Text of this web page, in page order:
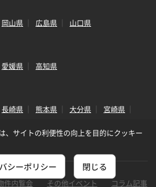
岡山県 広島県 山口県
愛媛県 高知県
長崎県 熊本県 大分県
宮崎県
件内覧会 その他イベント コラム記事
、サイトの利便性の向上を目的にクッキー
シーポリシー 閉じる